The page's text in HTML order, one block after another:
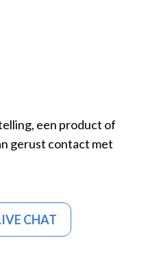
een product of
gerust contact met
CHAT